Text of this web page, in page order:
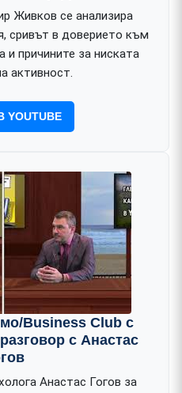
Живков се анализира
сривът в доверието към
и причините за ниската
активност.
Business Club c
с Анастас
Анастас Гогов за